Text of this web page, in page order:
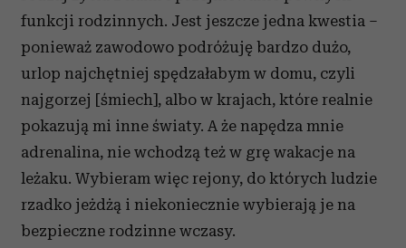
funkcji rodzinnych. Jest jeszcze jedna kwestia –
ponieważ zawodowo podróżuję bardzo dużo,
urlop najchętniej spędzałabym w domu, czyli
najgorzej [śmiech], albo w krajach, które realnie
pokazują mi inne światy. A że napędza mnie
adrenalina, nie wchodzą też w grę wakacje na
leżaku. Wybieram więc rejony, do których ludzie
rzadko jeżdżą i niekoniecznie wybierają je na
bezpieczne rodzinne wczasy.